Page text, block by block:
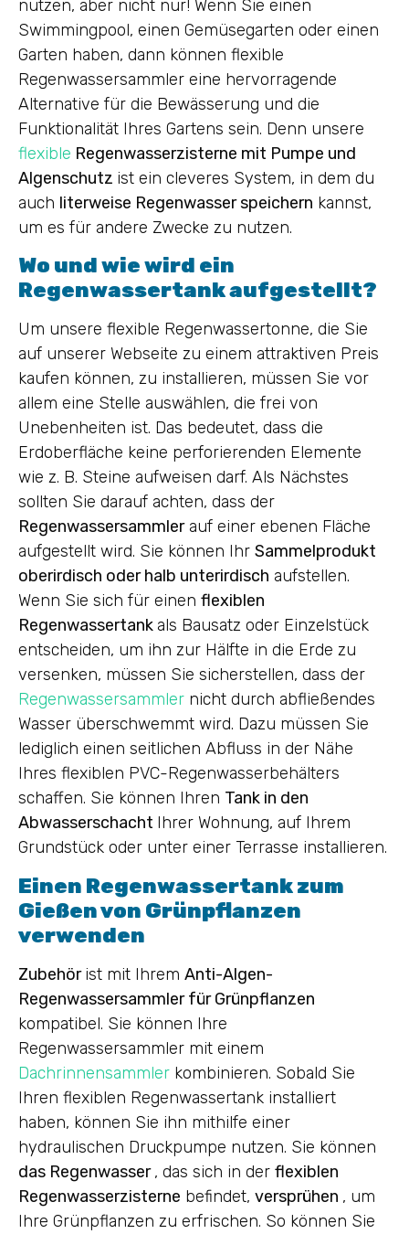
nutzen, aber nicht nur! Wenn Sie einen
Swimmingpool, einen Gemüsegarten oder einen
Garten haben, dann können flexible
Regenwassersammler eine hervorragende
Alternative für die Bewässerung und die
Funktionalität Ihres Gartens sein. Denn unsere
flexible Regenwasserzisterne mit Pumpe und
Algenschutz ist ein cleveres System, in dem du
auch literweise Regenwasser speichern kannst,
um es für andere Zwecke zu nutzen.
Wo und wie wird ein
Regenwassertank aufgestellt?
Um unsere flexible Regenwassertonne, die Sie
auf unserer Webseite zu einem attraktiven Preis
kaufen können, zu installieren, müssen Sie vor
allem eine Stelle auswählen, die frei von
Unebenheiten ist. Das bedeutet, dass die
Erdoberfläche keine perforierenden Elemente
wie z. B. Steine aufweisen darf. Als Nächstes
sollten Sie darauf achten, dass der
Regenwassersammlerauf einer ebenen Fläche
aufgestellt wird. Sie können Ihr Sammelprodukt
oberirdisch oder halb unterirdisch aufstellen.
Wenn Sie sich für einen flexiblen
Regenwassertank als Bausatz oder Einzelstück
entscheiden, um ihn zur Hälfte in die Erde zu
versenken, müssen Sie sicherstellen, dass der
Regenwassersammler nicht durch abfließendes
Wasser überschwemmt wird. Dazu müssen Sie
lediglich einen seitlichen Abfluss in der Nähe
Ihres flexiblen PVC-Regenwasserbehälters
schaffen. Sie können Ihren Tank in den
Abwasserschacht Ihrer Wohnung, auf Ihrem
Grundstück oder unter einer Terrasse installieren.
Einen Regenwassertank zum
Gießen von Grünpflanzen
verwenden
Zubehörist mit Ihrem Anti-Algen-
Regenwassersammler für Grünpflanzen
kompatibel. Sie können Ihre
Regenwassersammler mit einem
Dachrinnensammler kombinieren. Sobald Sie
Ihren flexiblen Regenwassertank installiert
haben, können Sie ihn mithilfe einer
hydraulischen Druckpumpe nutzen. Sie können
das Regenwasser, das sich in der flexiblen
Regenwasserzisterne befindet, versprühen , um
Ihre Grünpflanzen zu erfrischen. So können Sie